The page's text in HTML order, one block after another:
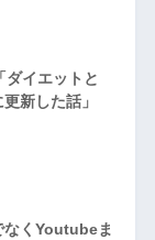
イエットと
新した話」
なくYoutubeま